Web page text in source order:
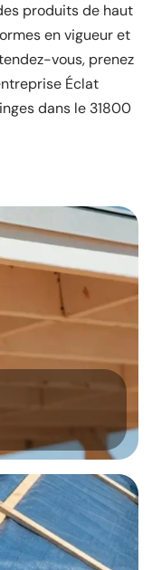
produits de haut
en vigueur et
vous, prenez
Éclat
dans le 31800